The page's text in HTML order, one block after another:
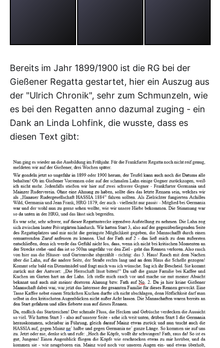
Bereits im Jahr 1899/1900 ist die RG bei der
Gießener Regatta gestartet, hier ein Auszug aus
der "Ulrich Chronik", sehr zum Schmunzeln, wie
es bei den Regatten anno dazumal zuging - ein
Dank an Linda Lohfink, die wusste, dass es
diesen Text gibt: